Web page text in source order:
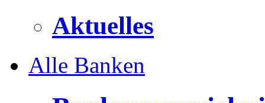
Aktuelles
Alle Banken